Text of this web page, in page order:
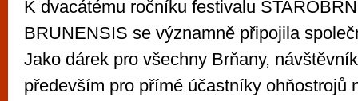
K dvacátému ročníku festivalu
BRUNENSIS se významně připojila
Jako dárek pro všechny Brňany,
především pro přímé účastníky ohňostrojů